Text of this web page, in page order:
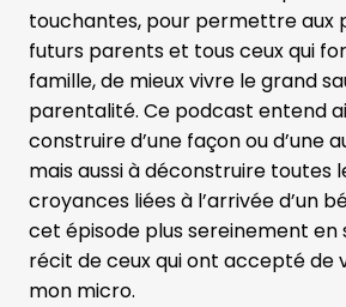
touchantes, pour permettre aux
futurs parents et tous ceux qui
famille, de mieux vivre le grand
parentalité. Ce podcast entend
construire d’une façon ou d’une
mais aussi à déconstruire toutes
croyances liées à l’arrivée d’un
cet épisode plus sereinement en
récit de ceux qui ont accepté de
mon micro.